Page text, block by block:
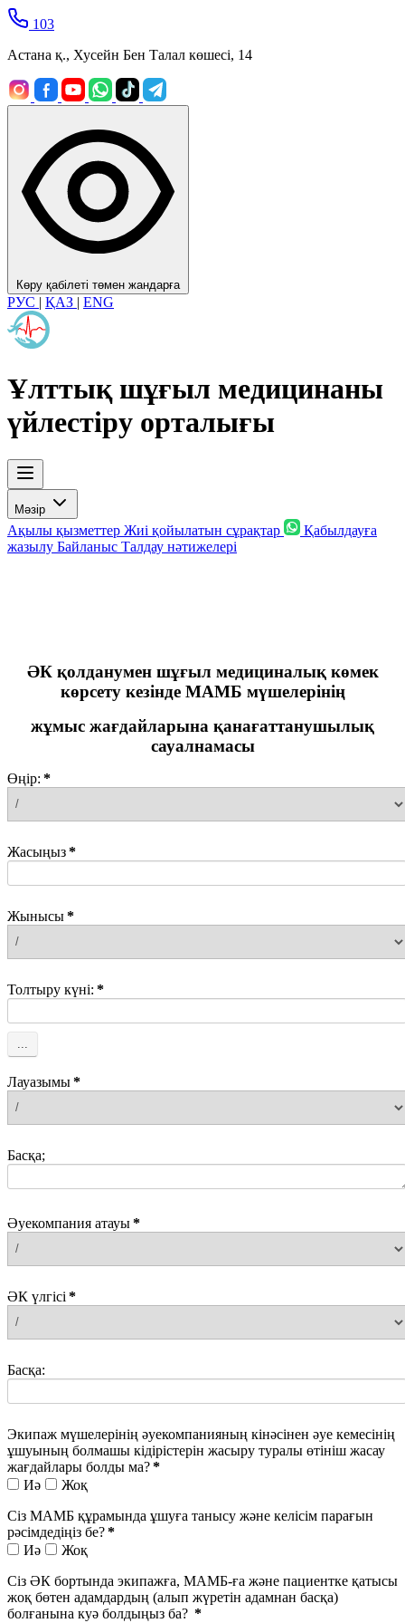
103
Астана қ., Хусейн Бен Талал көшесі, 14
Көру қабілеті төмен жандарға
РУС | ҚАЗ | ENG
Ұлттық шұғыл медицинаны
үйлестіру орталығы
Мәзір
Ақылы қызметтер Жиі қойылатын сұрақтар
Қабылдауға
жазылу Байланыс Талдау нәтижелері
ӘК қолданумен шұғыл медициналық көмек
көрсету кезінде МАМБ мүшелерінің
жұмыс жағдайларына қанағаттанушылық
сауалнамасы
Өңір: *
Жасыңыз*
Жынысы*
Толтыру күні: *
Лауазымы*
Басқа;
Әуекомпания атауы*
ӘК үлгісі *
Басқа:
Экипаж мүшелерінің әуекомпанияның кінәсінен әуе кемесінің
ұшуының болмашы кідірістерін жасыру туралы өтініш жасау
жағдайлары болды ма?*
Иә
Жоқ
Сіз MAМБ құрамында ұшуға танысу және келісім парағын
рәсімдедіңіз бе?*
Иә
Жоқ
Сіз ӘК бортында экипажға, МАМБ-ға және пациентке қатысы
жоқ бөтен адамдардың (алып жүретін адамнан басқа)
болғанына куә болдыңыз ба? *